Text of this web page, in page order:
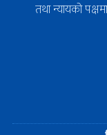
तथा न्यायको